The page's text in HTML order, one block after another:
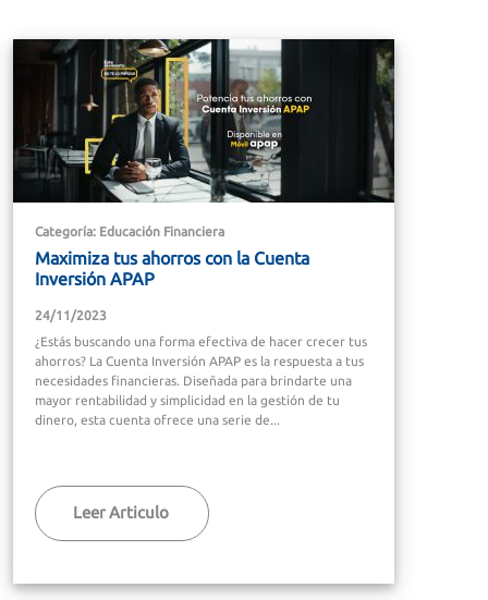
Categoría: Educación Financiera
Maximiza tus ahorros con la Cuenta
Inversión APAP
24/11/2023
¿Estás buscando una forma efectiva de hacer crecer tus
ahorros? La Cuenta Inversión APAP es la respuesta a tus
necesidades financieras. Diseñada para brindarte una
mayor rentabilidad y simplicidad en la gestión de tu
dinero, esta cuenta ofrece una serie de...
Leer Articulo